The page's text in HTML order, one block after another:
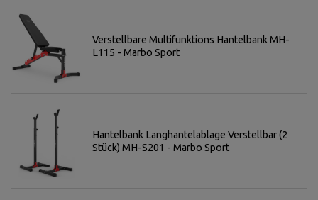
Verstellbare Multifunktions Hantelbank MH-
L115 - Marbo Sport
Hantelbank Langhantelablage Verstellbar (2
Stück) MH-S201 - Marbo Sport